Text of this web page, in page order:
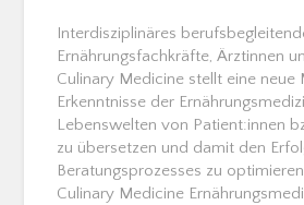
Interdisziplinäres
Ernährungsfachkräfte, Ärztinnen
Culinary Medicine stellt eine neue
Erkenntnisse der
Lebenswelten von Patient:innen
zu übersetzen und damit den
Beratungsprozesses zu
Culinary Medicine